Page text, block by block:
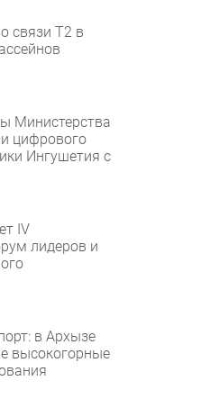
связи T2 в
Министерства
цифрового
Ингушетия с
IV
лидеров и
в Архызе
высокогорные